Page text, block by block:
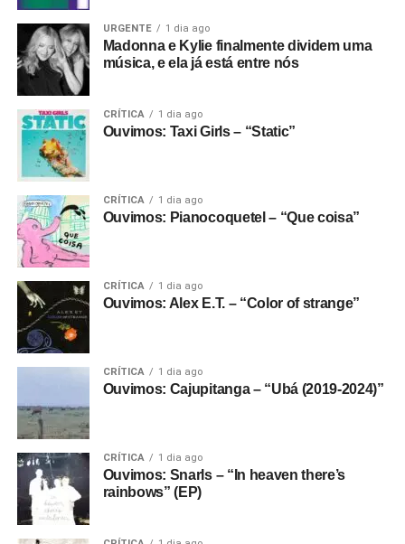
URGENTE 1 dia ago
Madonna e Kylie finalmente dividem uma
música, e ela já está entre nós
CRÍTICA 1 dia ago
Ouvimos: Taxi Girls – “Static”
CRÍTICA 1 dia ago
Ouvimos: Pianocoquetel – “Que coisa”
CRÍTICA 1 dia ago
Ouvimos: Alex E.T. – “Color of strange”
CRÍTICA 1 dia ago
Ouvimos: Cajupitanga – “Ubá (2019-2024)”
CRÍTICA 1 dia ago
Ouvimos: Snarls – “In heaven there’s
rainbows” (EP)